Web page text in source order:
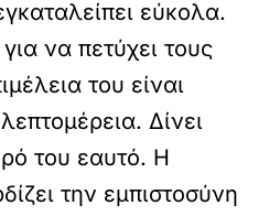
εύκολα.
να πετύχει τους
του είναι
Δίνει
του εαυτό. Η
την εμπιστοσύνη